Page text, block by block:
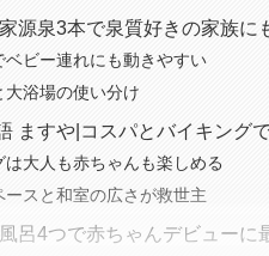
源泉3本で泉質好きの家族に
ベビー連れにも動きやすい
大浴場の使い分け
ますや|コスパとバイキング
は大人も赤ちゃんも楽しめる
ースと和室の広さが救世主
呂4つで赤ちゃんデビューに